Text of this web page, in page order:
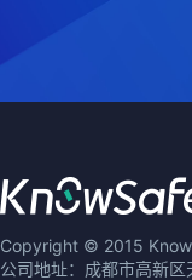
Copyright © 2015
公司地址：成都市高新